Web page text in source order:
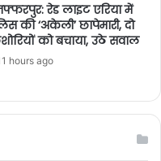
रेड लाइट एरिया में
की ‘अकेली’ छापेमारी, दो
को बचाया, उठे सवाल
hours ago